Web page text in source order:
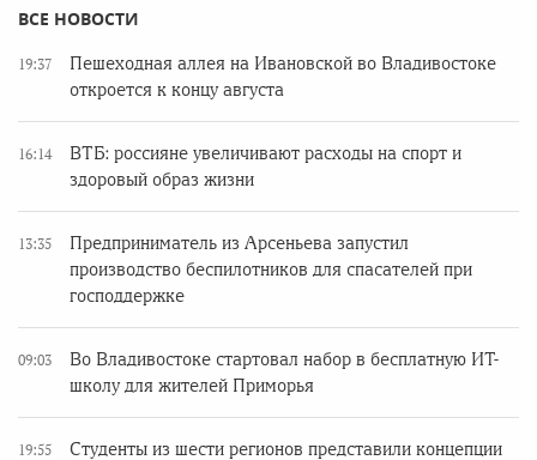
ВСЕ НОВОСТИ
19:37
Пешеходная аллея на Ивановской во Владивостоке
откроется к концу августа
16:14
ВТБ: россияне увеличивают расходы на спорт и
здоровый образ жизни
13:35
Предприниматель из Арсеньева запустил
производство беспилотников для спасателей при
господдержке
09:03
Во Владивостоке стартовал набор в бесплатную ИТ-
школу для жителей Приморья
19:55
Студенты из шести регионов представили концепции